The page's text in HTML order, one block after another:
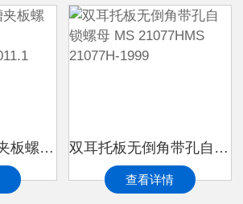
平头倒边十字槽夹板螺母 QIB/IND 1011.1QIB/IND 1011.1 双耳托板无倒角带孔自锁螺母 MS 21077HMS 21077H-1999
查看详情